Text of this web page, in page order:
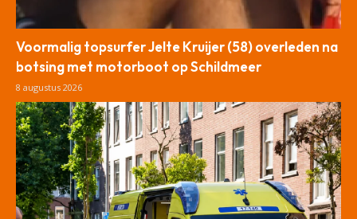
Voormalig topsurfer Jelte Kruijer (58) overleden na
botsing met motorboot op Schildmeer
8 augustus 2026